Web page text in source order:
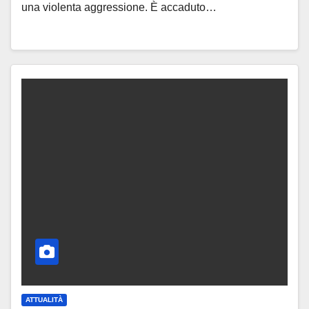
una violenta aggressione. È accaduto…
ATTUALITÀ